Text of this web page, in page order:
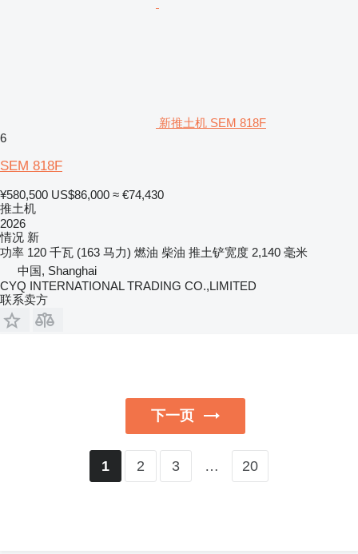
新推土机 SEM 818F
6
SEM 818F
¥580,500 US$86,000 ≈ €74,430
推土机
2026
情况 新
功率 120 千瓦 (163 马力) 燃油 柴油 推土铲宽度 2,140 毫米
中国, Shanghai
CYQ INTERNATIONAL TRADING CO.,LIMITED
联系卖方
下一页
1 2 3 … 20